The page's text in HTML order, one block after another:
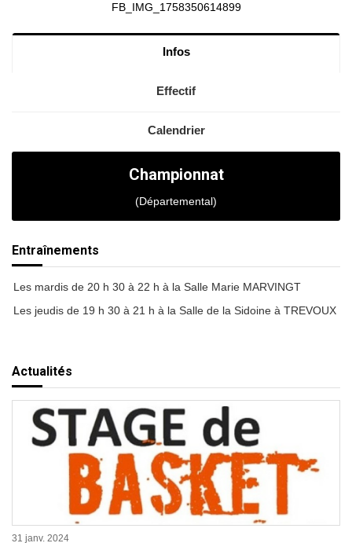
FB_IMG_1758350614899
Infos
Effectif
Calendrier
Championnat
(Départemental)
Entraînements
Les mardis de 20 h 30 à 22 h à la Salle Marie MARVINGT
Les jeudis de 19 h 30 à 21 h à la Salle de la Sidoine à TREVOUX
Actualités
31 janv. 2024